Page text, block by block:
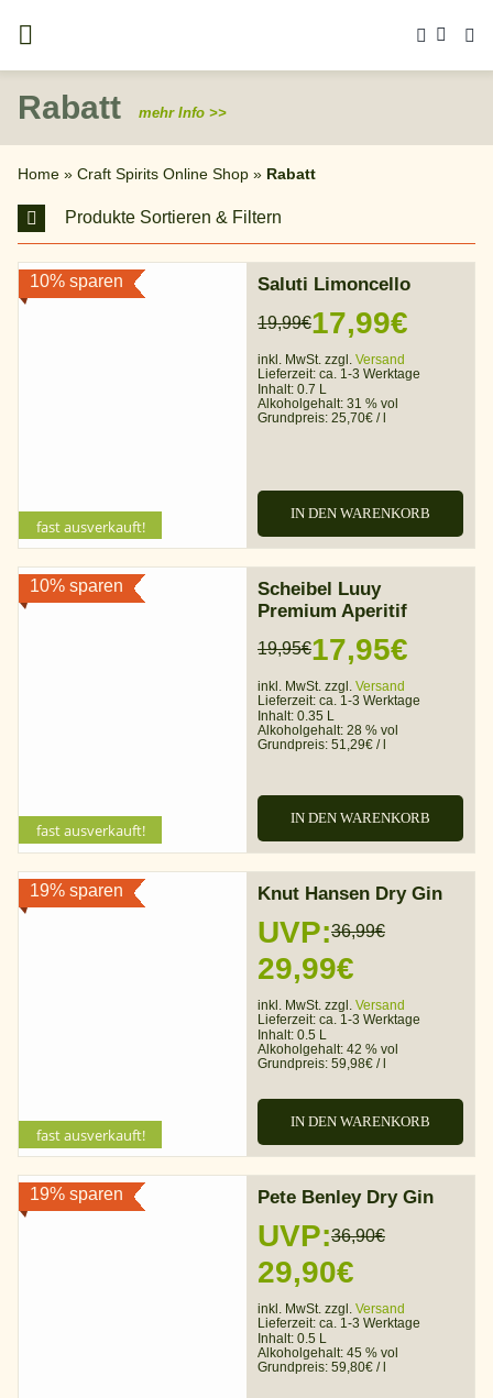
Inhalt
springen
Rabatt mehr Info >>
Home» Craft Spirits Online Shop» Rabatt
Produkte Sortieren & Filtern
10% sparen
fast ausverkauft!
Saluti Limoncello
19,99€
Ursprünglicher
Preis
war:
17,99€
Aktueller
Preis
ist:
inkl. MwSt. zzgl. Versand
Lieferzeit: ca. 1-3 Werktage
Inhalt: 0.7 L
Alkoholgehalt: 31 % vol
Grundpreis: 25,70€ /
IN DEN WARENKORB
10% sparen
fast ausverkauft!
Scheibel Luuy
Premium Aperitif
19,95€
Ursprünglicher
Preis
war:
17,95€
Aktueller
Preis
ist:
inkl. MwSt. zzgl. Versand
Lieferzeit: ca. 1-3 Werktage
Inhalt: 0.35 L
Alkoholgehalt: 28 % vol
Grundpreis: 51,29€ /l
IN DEN WARENKORB
19% sparen
fast ausverkauft!
Knut Hansen Dry Gin
UVP:36,99€
Ursprünglicher
Preis
war:
36,99€
29,99€
Aktueller
Preis
ist:
29,99€.
inkl. MwSt. zzgl. Versand
Lieferzeit: ca. 1-3 Werktage
Inhalt: 0.5 L
Alkoholgehalt: 42 % vol
Grundpreis: 59,98€ /l
IN DEN WARENKORB
19% sparen Pete Benley Dry Gin
UVP:36,90€
Ursprünglicher
Preis
war:
36,90€
29,90€
Aktueller
Preis
ist:
29,90€.
inkl. MwSt. zzgl. Versand
Lieferzeit: ca. 1-3 Werktage
Inhalt: 0.5 L
Alkoholgehalt: 45 % vol
Grundpreis: 59,80€ /